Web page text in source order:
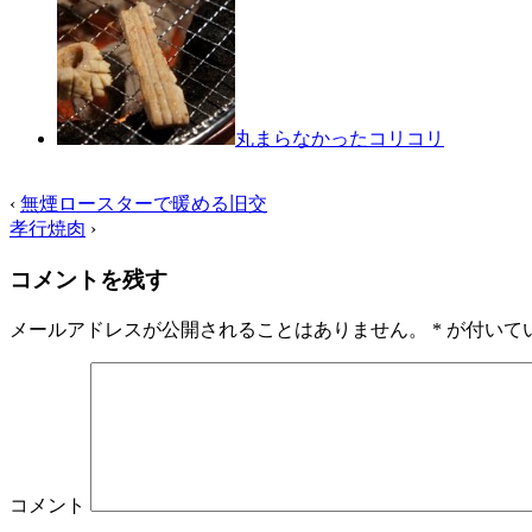
丸まらなかったコリコリ
‹ 無煙ロースターで暖める旧交
孝行焼肉 ›
コメントを残す
メールアドレスが公開されることはありません。 * が付いて
コメント